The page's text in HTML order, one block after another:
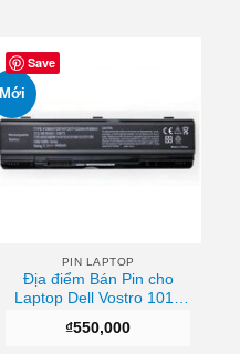
Save
Mới
PIN LAPTOP
Địa điểm Bán Pin cho
Laptop Dell Vostro 1014
gòn
₫550,000